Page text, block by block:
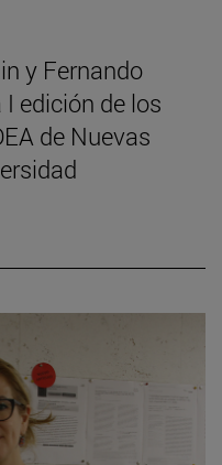
y Fernando
edición de los
de Nuevas